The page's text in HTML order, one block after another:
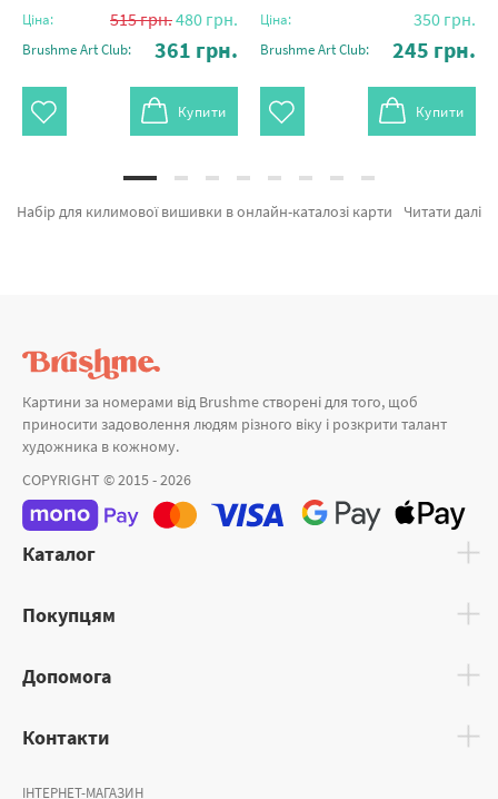
Ціна: 515грн.480 грн.
Brushme Art Club: 361 грн.
Купити
Ціна: 350 грн.
Brushme Art Club: 245 грн.
Купити
Читати далі
Набір для килимової вишивки в онлайн-каталозі картин за номерами и алмазної мозаїки Brushme. У нас дуже легко обрати Набір для створення килимової вишивки "Місце спокою" від кращого виробника Brushme який підкуповує дизайном. Кожен продукт каталогу «Набори для творчості DIY» надихне знайти у собі справжнього художника. Набір для створення килимової вишивки "Любов у стібках", Набір для створення килимової вишивки "М'яка колючка" и Набір для створення килимової вишивки "Пернатий друг" а также фірмових постачальників за кращими цінами. Придбавши Амстердам разом з картини за номерами коня, термінова доставка Бровари або інше зручне місто. Півонії та картини за номерами леви, оформляйте замовлення прямо зараз!
Картини за номерами від Brushme створені для того, щоб
приносити задоволення людям різного віку і розкрити талант
художника в кожному.
COPYRIGHT © 2015 - 2026
Каталог
Покупцям
Допомога
Контакти
ІНТЕРНЕТ-МАГАЗИН